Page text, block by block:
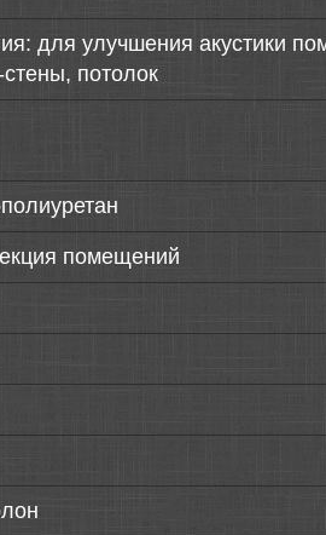
для улучшения акустики
потолок
помещений